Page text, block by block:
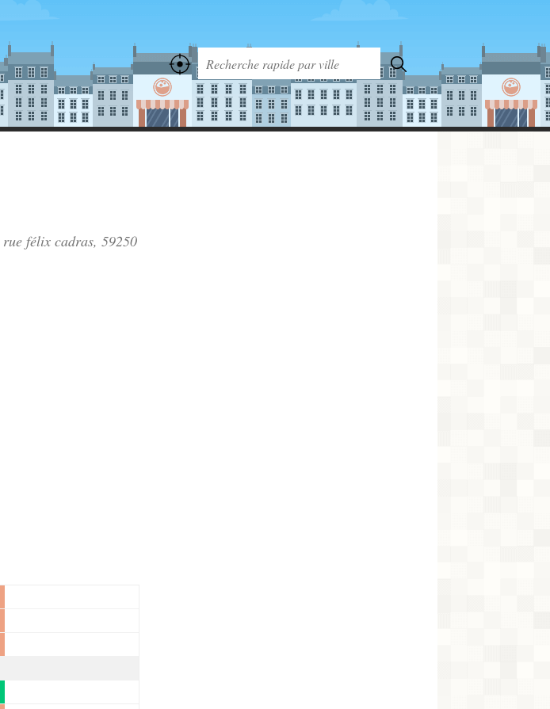
rue félix cadras, 59250